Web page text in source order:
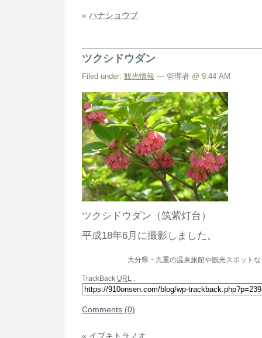
« ハナショウブ
ツクシドウダン
Filed under: 観光情報 — 管理者 @ 9:44 AM
ツクシドウダン（筑紫灯台）
平成18年6月に撮影しました。
大分県・九重の温泉旅館や観光スポット
TrackBack URL :
Comments (0)
« イブキトラノオ